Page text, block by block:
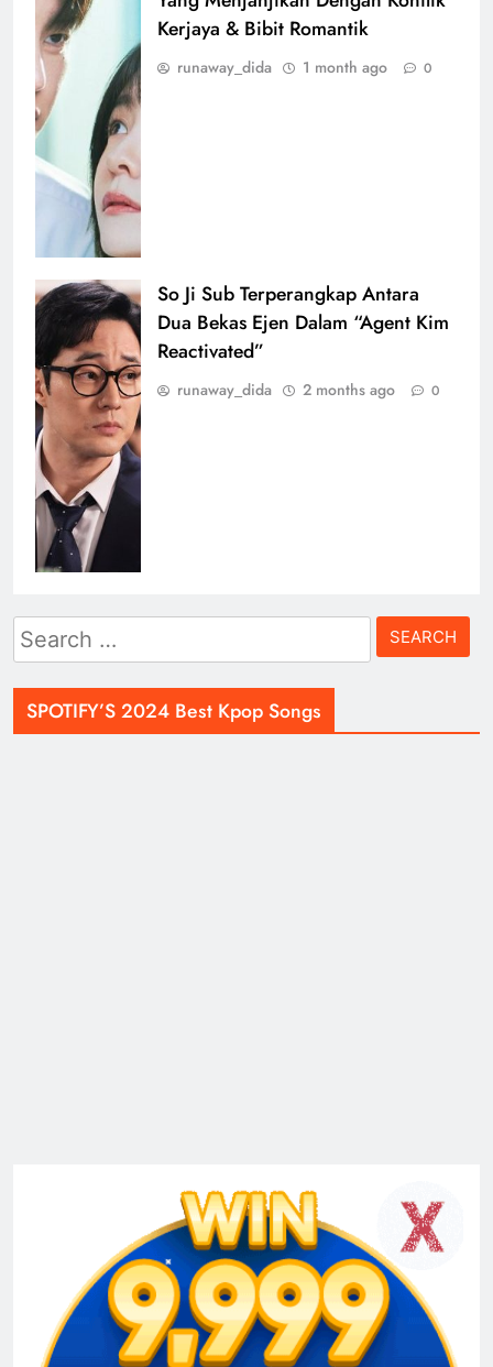
Kerjaya & Bibit Romantik
runaway_dida 1 month ago 0
So Ji Sub Terperangkap Antara
Dua Bekas Ejen Dalam “Agent Kim
Reactivated”
runaway_dida 2 months ago 0
Search
for:
SPOTIFY’S 2024 Best Kpop Songs